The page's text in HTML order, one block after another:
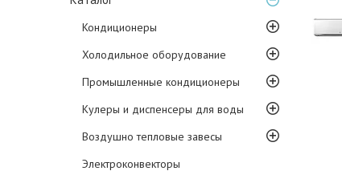
Кондиционеры
Холодильное оборудование
Промышленные кондиционеры
Кулеры и диспенсеры для воды
Воздушно тепловые завесы
Электроконвекторы